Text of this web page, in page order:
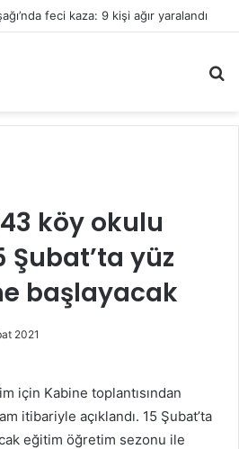
feci kaza: 9 kişi ağır yaralandı
...
köy okulu
Şubat’ta yüz
başlayacak
2021
için Kabine toplantısından
itibariyle açıklandı. 15 Şubat’ta
eğitim öğretim sezonu ile